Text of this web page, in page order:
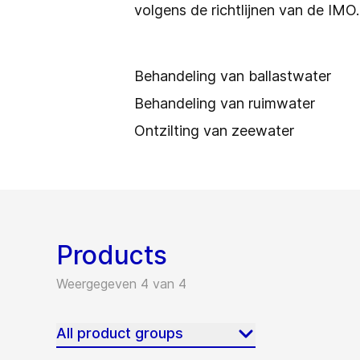
volgens de richtlijnen van de
Behandeling van ballastwater
Behandeling van ruimwater
Ontzilting van zeewater
Products
Weergegeven 4 van 4
All product groups